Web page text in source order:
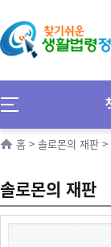
홈 > 솔로몬의 재판 >
솔로몬의 재판